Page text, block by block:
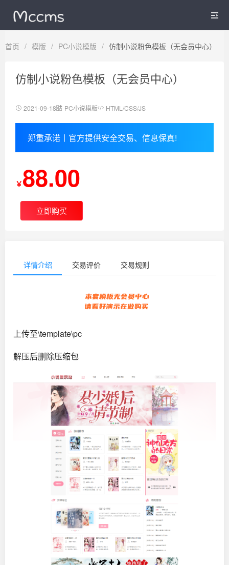

首页 / 模版 / PC小说模版 / 仿制小说粉色模板（无会员中心）
仿制小说粉色模板（无会员中心）
2021-09-18 PC小说模版 HTML/CSS/JS
郑重承诺丨官方提供安全交易、信息保真!
￥88.00
立即购买
详情介绍 交易评价 交易规则
上传至\template\pc
解压后删除压缩包